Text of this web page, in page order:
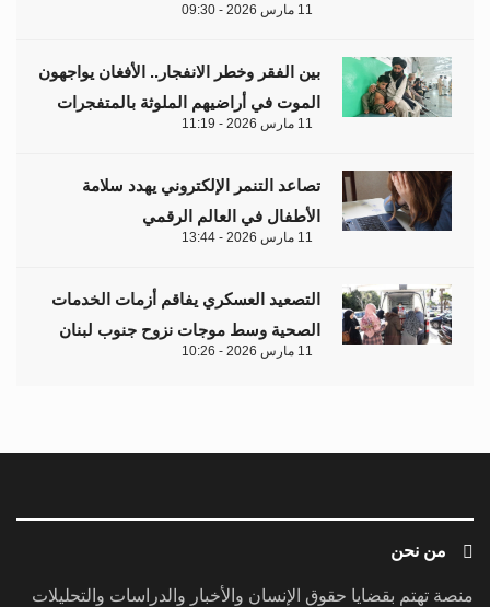
11 مارس 2026 - 09:30
بين الفقر وخطر الانفجار.. الأفغان يواجهون
الموت في أراضيهم الملوثة بالمتفجرات
11 مارس 2026 - 11:19
تصاعد التنمر الإلكتروني يهدد سلامة
الأطفال في العالم الرقمي
11 مارس 2026 - 13:44
التصعيد العسكري يفاقم أزمات الخدمات
الصحية وسط موجات نزوح جنوب لبنان
11 مارس 2026 - 10:26
من نحن
منصة تهتم بقضايا حقوق الإنسان والأخبار والدراسات والتحليلات